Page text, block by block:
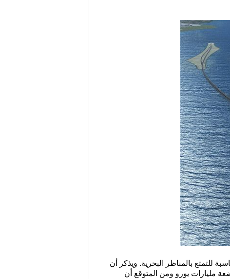
للتمتع بالمناظر البحرية. ويذكر أن
1995- 2000، وبلغت تكاليف تشييده بضعة مليارات يورو ومن المتوقع أن